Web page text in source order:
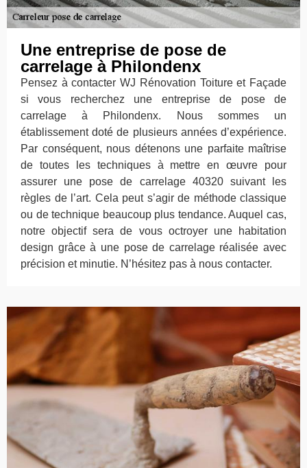
Une entreprise de pose de
carrelage à Philondenx
Pensez à contacter WJ Rénovation Toiture et Façade
si vous recherchez une entreprise de pose de
carrelage à Philondenx. Nous sommes un
établissement doté de plusieurs années d’expérience.
Par conséquent, nous détenons une parfaite maîtrise
de toutes les techniques à mettre en œuvre pour
assurer une pose de carrelage 40320 suivant les
règles de l’art. Cela peut s’agir de méthode classique
ou de technique beaucoup plus tendance. Auquel cas,
notre objectif sera de vous octroyer une habitation
design grâce à une pose de carrelage réalisée avec
précision et minutie. N’hésitez pas à nous contacter.